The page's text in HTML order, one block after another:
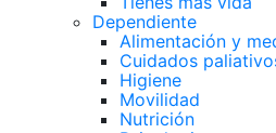
Dependiente
Alimentación y
Cuidados
Higiene
Movilidad
Nutrición